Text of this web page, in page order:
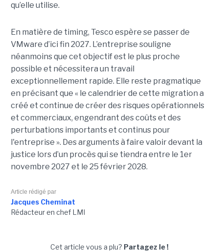
qu’elle utilise.
En matière de timing, Tesco espère se passer de
VMware d’ici fin 2027. L’entreprise souligne
néanmoins que cet objectif est le plus proche
possible et nécessitera un travail
exceptionnellement rapide. Elle reste pragmatique
en précisant que « le calendrier de cette migration a
créé et continue de créer des risques opérationnels
et commerciaux, engendrant des coûts et des
perturbations importants et continus pour
l'entreprise ». Des arguments à faire valoir devant la
justice lors d’un procès qui se tiendra entre le 1er
novembre 2027 et le 25 février 2028.
Article rédigé par
Jacques Cheminat
Rédacteur en chef LMI
Cet article vous a plu? Partagez le !